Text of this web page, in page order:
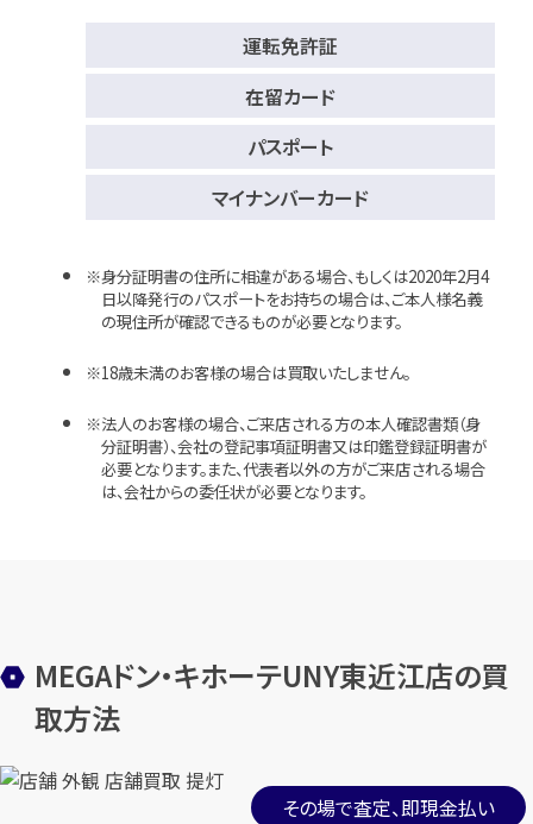
運転免許証
在留カード
パスポート
マイナンバーカード
身分証明書の住所に相違がある場合、もしくは2020年2月4
日以降発行のパスポートをお持ちの場合は、ご本人様名義
の現住所が確認できるものが必要となります。
18歳未満のお客様の場合は買取いたしません。
法人のお客様の場合、ご来店される方の本人確認書類（身
分証明書）、会社の登記事項証明書又は印鑑登録証明書が
必要となります。また、代表者以外の方がご来店される場合
は、会社からの委任状が必要となります。
MEGAドン・キホーテUNY東近江店の買
取方法
その場で査定、即現金払い